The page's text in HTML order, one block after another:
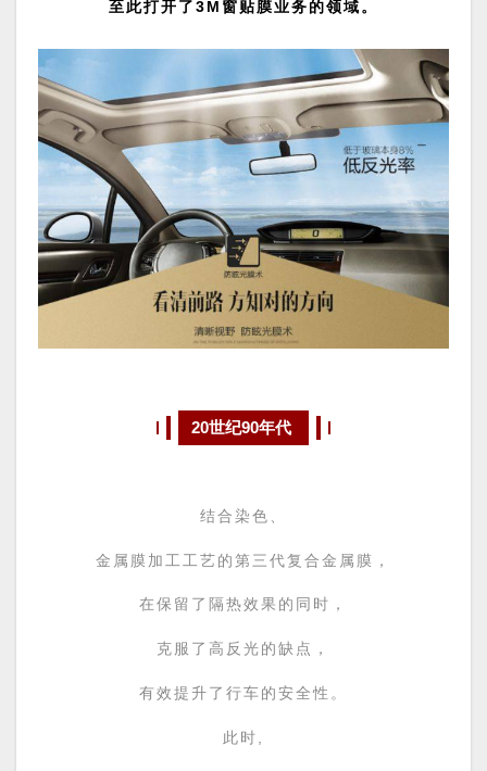
至此打开了3M窗贴膜业务的领域。
20世纪90年代
结合染色、
金属膜加工工艺的第三代复合金属膜，
在保留了隔热效果的同时，
克服了高反光的缺点，
有效提升了行车的安全性。
此时,